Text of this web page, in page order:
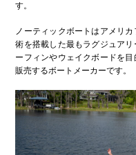
す。
ノーティックボートはアメリ
術を搭載した最もラグジュア
ーフィンやウェイクボードを
販売するボートメーカーです。